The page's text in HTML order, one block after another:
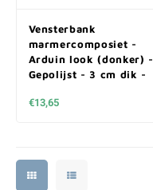
Vensterbank
marmercomposiet -
Arduin look (donker) -
Gepolijst - 3 cm dik -
€13,65